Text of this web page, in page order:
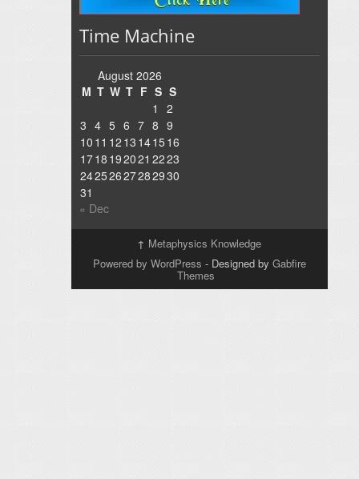
Time Machine
August 2026
M T W T F S S
1
2
3 4 5 6 7 8 9
10 11 12 13 1415 16
1718 192021 2223
24252627282930
31
« Dec
↑ Metaphysics Knowledge
Powered by WordPress - Designed by Gabfire
Themes